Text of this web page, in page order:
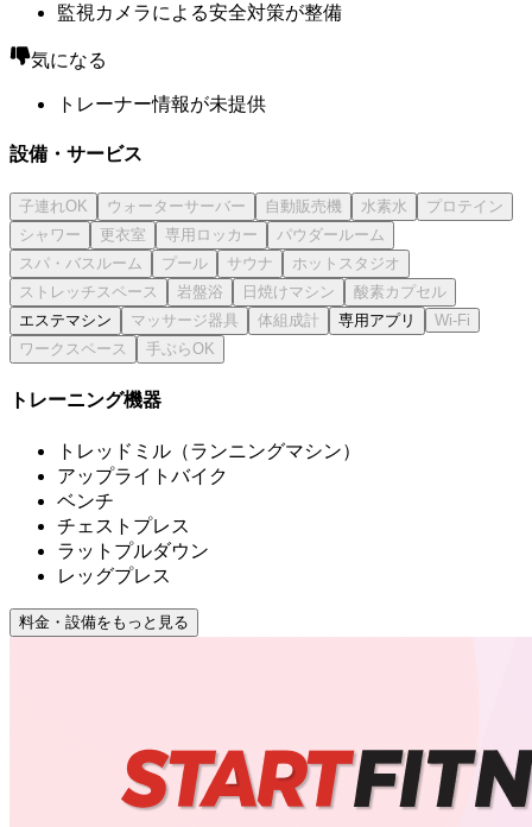
監視カメラによる安全対策が整備
気になる
トレーナー情報が未提供
設備・サービス
エステマシン 専用アプリ
トレーニング機器
トレッドミル（ランニングマシン）
アップライトバイク
ベンチ
チェストプレス
ラットプルダウン
レッグプレス
料金・設備をもっと見る